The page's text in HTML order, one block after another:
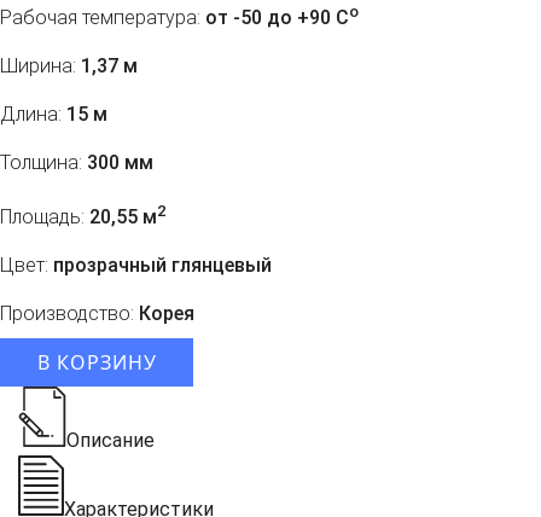
Рабочая температура: от -50 до +90 Co
Ширина: 1,37 м
Длина: 15 м
Толщина: 300 мм
Площадь: 20,55 м2
Цвет: прозрачный глянцевый
Производство: Корея
В КОРЗИНУ
Описание
Характеристики